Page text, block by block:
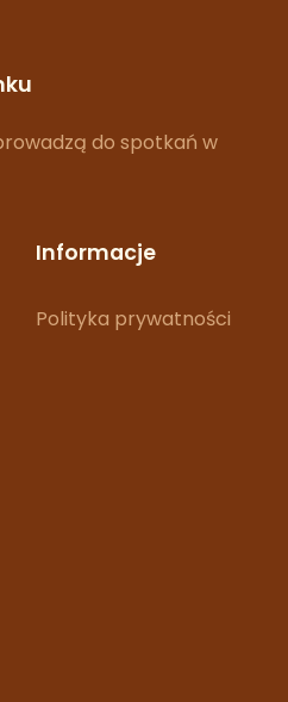
do spotkań w
Informacje
Polityka prywatności